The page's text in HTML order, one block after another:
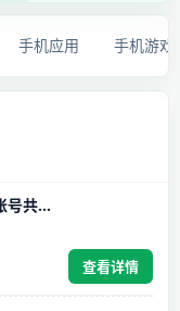
手机应用 手机游戏
2026年8月08日百度网盘账号共享最新可用
查看详情